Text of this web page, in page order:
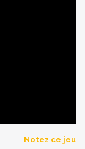
Notez ce jeu